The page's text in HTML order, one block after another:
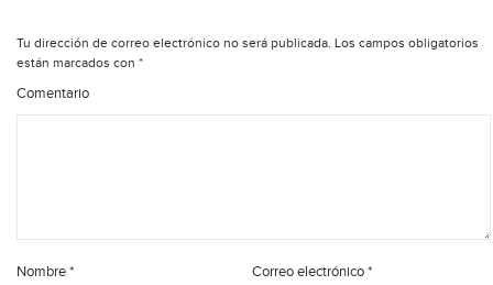
Tu dirección de correo electrónico no será publicada. Los campos obligatorios
están marcados con *
Comentario
Nombre* Correo electrónico*